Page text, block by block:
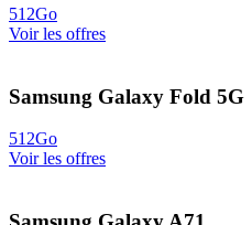
512Go
Voir les offres
Samsung Galaxy Fold 5G
512Go
Voir les offres